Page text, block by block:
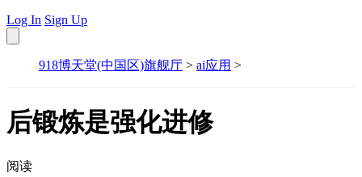
Log In Sign Up
918博天堂(中国区)旗舰厅 > ai应用 >
后锻炼是强化进修
阅读